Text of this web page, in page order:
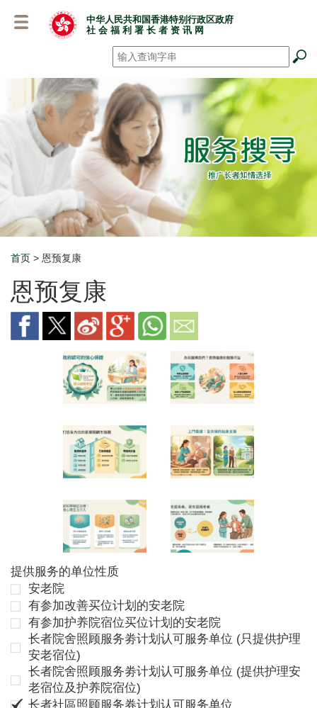
中华人民共和国香港特别行政区政府
社 会 福 利 署 长 者 资 讯 网
搜寻 *
Breadcrumb
首页 > 恩预复康
恩预复康
提供服务的单位性质
安老院
有参加改善买位计划的安老院
有参加护养院宿位买位计划的安老院
长者院舍照顾服务劵计划认可服务单位 (只提供护理
安老宿位)
长者院舍照顾服务劵计划认可服务单位 (提供护理安
老宿位及护养院宿位)
长者社區照顾服务券计划认可服务单位